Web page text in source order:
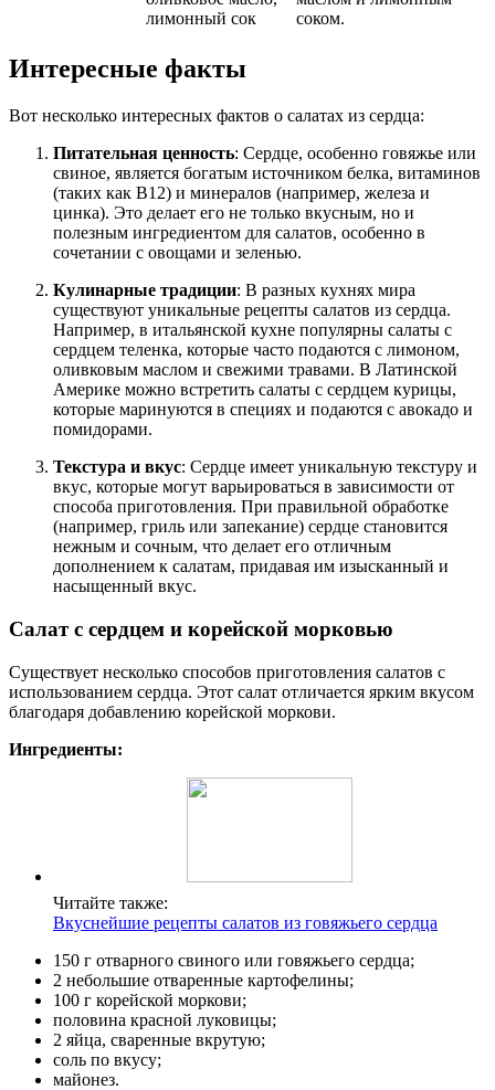
лимонный сок
соком.
Интересные факты
Вот несколько интересных фактов о салатах из сердца:
Питательная ценность: Сердце, особенно говяжье или
свиное, является богатым источником белка, витаминов
(таких как B12) и минералов (например, железа и
цинка). Это делает его не только вкусным, но и
полезным ингредиентом для салатов, особенно в
сочетании с овощами и зеленью.
Кулинарные традиции: В разных кухнях мира
существуют уникальные рецепты салатов из сердца.
Например, в итальянской кухне популярны салаты с
сердцем теленка, которые часто подаются с лимоном,
оливковым маслом и свежими травами. В Латинской
Америке можно встретить салаты с сердцем курицы,
которые маринуются в специях и подаются с авокадо и
помидорами.
Текстура и вкус: Сердце имеет уникальную текстуру и
вкус, которые могут варьироваться в зависимости от
способа приготовления. При правильной обработке
(например, гриль или запекание) сердце становится
нежным и сочным, что делает его отличным
дополнением к салатам, придавая им изысканный и
насыщенный вкус.
Салат с сердцем и корейской морковью
Существует несколько способов приготовления салатов с
использованием сердца. Этот салат отличается ярким вкусом
благодаря добавлению корейской моркови.
Ингредиенты:
Читайте также:
Вкуснейшие рецепты салатов из говяжьего сердца
150 г отварного свиного или говяжьего сердца;
2 небольшие отваренные картофелины;
100 г корейской моркови;
половина красной луковицы;
2 яйца, сваренные вкрутую;
соль по вкусу;
майонез.